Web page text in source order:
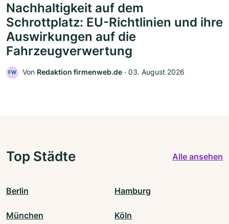
Nachhaltigkeit auf dem
Schrottplatz: EU-Richtlinien und ihre
Auswirkungen auf die
Fahrzeugverwertung
FW Von Redaktion firmenweb.de ‧ 03. August 2026
Top Städte Alle ansehen
Berlin Hamburg
München Köln